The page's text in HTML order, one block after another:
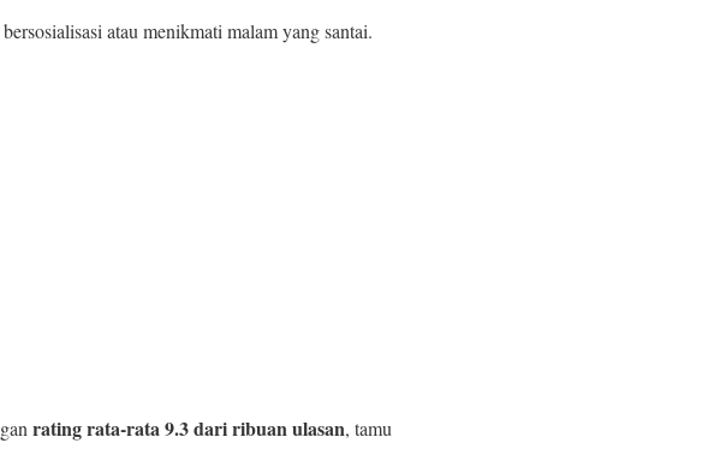
atau menikmati malam yang santai.
rating rata-rata 9.3 dari ribuan ulasan, tamu